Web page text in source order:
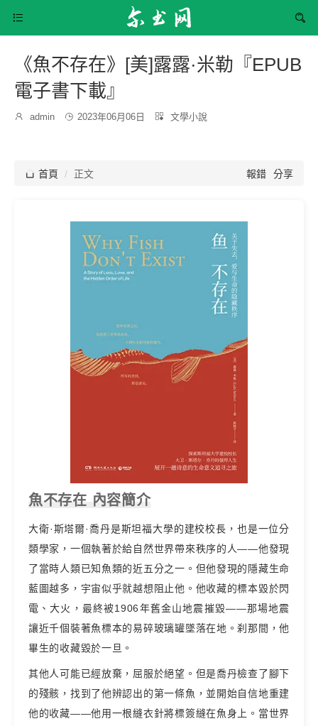


《魚不存在》[美]露露·米勒『EPUB
電子書下載』

博
admin  發
2023年06月06日 
分
文學小說
 首頁 正文 報錯 分享
魚不存在 內容簡介
大衛·斯塔爾·喬丹是斯坦福大學的建校校長，也是一位分
類學家，一個執著於給自然世界帶來秩序的人——他發現
了當時人類已知魚類的近五分之一。但他發現的隱藏生命
藍圖越多，宇宙似乎就越想阻止他。他收藏的標本毀於閃
電、大火，最終被1906年舊金山地震摧毀——那場地震
讓近千個裝著魚標本的易碎玻璃罐墜落在地。刹那間，他
畢生的收藏毀於一旦。
其他人可能已經放棄，屈服於絕望。但是喬丹檢查了腳下
的殘骸，找到了他辨認出的第一條魚，並開始自信地重建
他的收藏——他用一根縫衣針將標簽縫在魚身上。當世界